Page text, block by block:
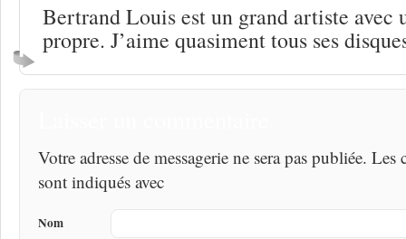
Bertrand Louis est un grand artiste avec
propre. J’aime quasiment tous ses
Votre adresse de messagerie ne sera pas publiée.
sont indiqués avec
Nom